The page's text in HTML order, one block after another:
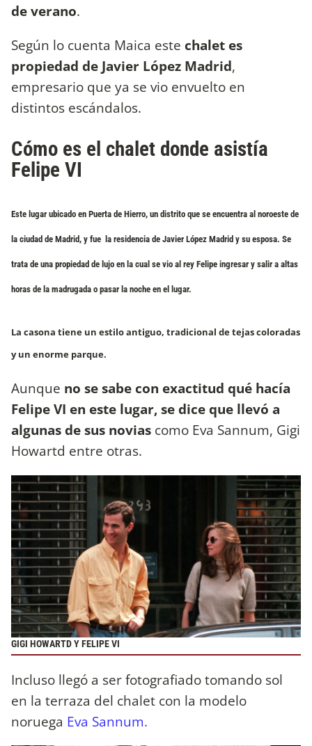
de verano.
Según lo cuenta Maica este chalet es
propiedad de Javier López Madrid,
empresario que ya se vio envuelto en
distintos escándalos.
Cómo es el chalet donde asistía
Felipe VI
Este lugar ubicado en Puerta de Hierro, un distrito que se encuentra al noroeste de
la ciudad de Madrid, y fue la residencia de Javier López Madrid y su esposa. Se
trata de una propiedad de lujo en la cual se vio al rey Felipe ingresar y salir a altas
horas de la madrugada o pasar la noche en el lugar.
La casona tiene un estilo antiguo, tradicional de tejas coloradas
y un enorme parque.
Aunque no se sabe con exactitud qué hacía
Felipe VI en este lugar, se dice que llevó a
algunas de sus novias como Eva Sannum, Gigi
Howartd entre otras.
GIGI HOWARTD Y FELIPE VI
Incluso llegó a ser fotografiado tomando sol
en la terraza del chalet con la modelo
noruega Eva Sannum.